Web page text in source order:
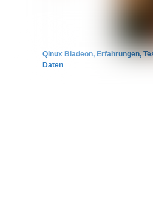
Qinux Bladeon, Erfahrungen,
Daten